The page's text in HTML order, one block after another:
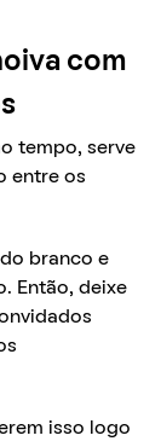
com
tempo, serve
entre os
branco e
Então, deixe
isso logo